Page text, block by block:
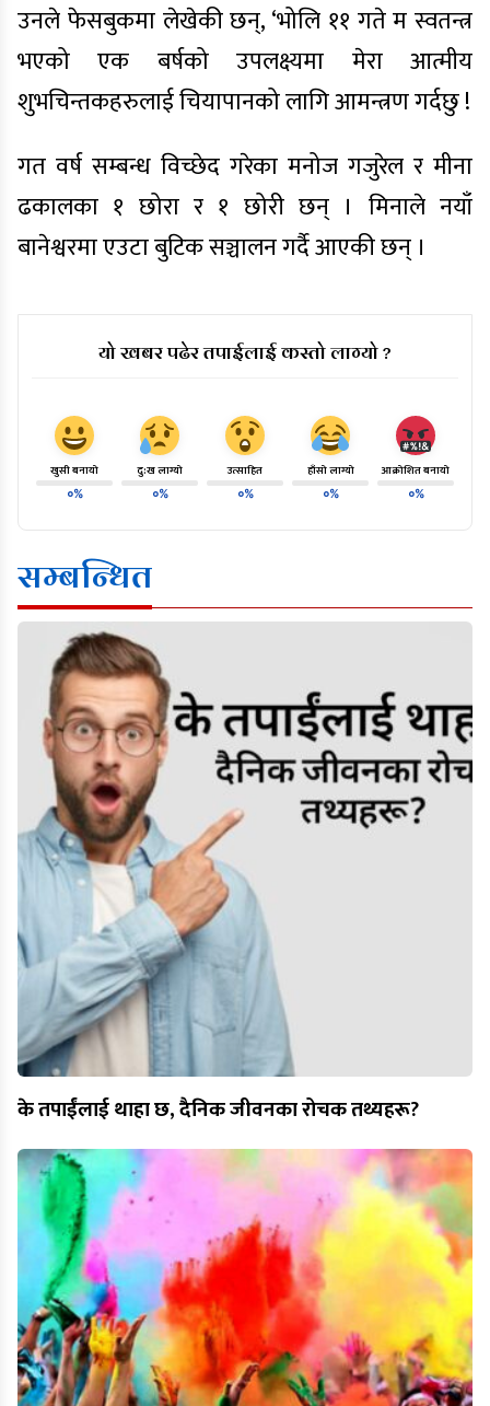
उनले फेसबुकमा लेखेकी छन्, ‘भोलि ११ गते म स्वतन्त्र
भएको एक बर्षको उपलक्ष्यमा मेरा आत्मीय
शुभचिन्तकहरुलाई चियापानको लागि आमन्त्रण गर्दछु !
गत वर्ष सम्बन्ध विच्छेद गरेका मनोज गजुरेल र मीना
ढकालका १ छोरा र १ छोरी छन् । मिनाले नयाँ
बानेश्वरमा एउटा बुटिक सञ्चालन गर्दै आएकी छन् ।
यो खबर पढेर तपाईलाई कस्तो लाग्यो ?
खुसी बनायो
०%
दु:ख लाग्यो
०%
उत्साहित
०%
हाँसो लाग्यो
०%
आक्रोशित बनायो
०%
सम्बन्धित
के तपाईंलाई थाहा छ, दैनिक जीवनका रोचक तथ्यहरू?